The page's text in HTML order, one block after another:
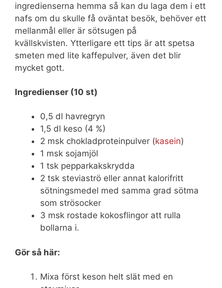
ingredienserna hemma så kan du laga dem i ett
nafs om du skulle få oväntat besök, behöver ett
mellanmål eller är sötsugen på
kvällskvisten. Ytterligare ett tips är att spetsa
smeten med lite kaffepulver, även det blir
mycket gott.
Ingredienser (10 st)
0,5 dl havregryn
1,5 dl keso (4 %)
2 msk chokladproteinpulver (kasein)
1 msk sojamjöl
1 tsk pepparkakskrydda
2 tsk steviaströ eller annat kalorifritt
sötningsmedel med samma grad sötma
som strösocker
3 msk rostade kokosflingor att rulla
bollarna i.
Gör så här:
Mixa först keson helt slät med en